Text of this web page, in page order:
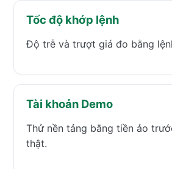
Tốc độ khớp lệnh
Độ trễ và trượt giá đo bằng
Tài khoản Demo
Thử nền tảng bằng tiền ảo
thật.